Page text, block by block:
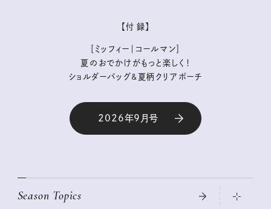
【付 録】
［ミッフィー｜コールマン］
夏のおでかけがもっと楽しく！
ショルダーバッグ&夏柄クリアポーチ
2026年9月号
Season Topics